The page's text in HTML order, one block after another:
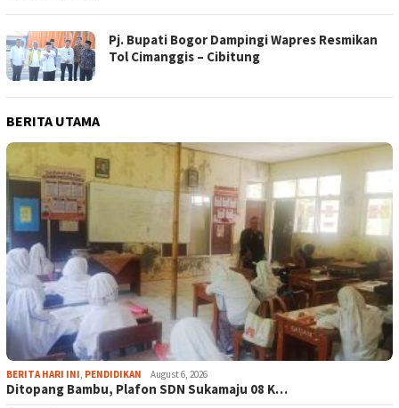
Pj. Bupati Bogor Dampingi Wapres Resmikan
Tol Cimanggis – Cibitung
BERITA UTAMA
BERITA HARI INI, PENDIDIKAN August 6, 2026
Ditopang Bambu, Plafon SDN Sukamaju 08 K…